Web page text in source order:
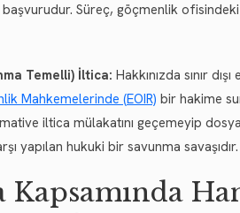
başvurudur. Süreç, göçmenlik
Temelli) İltica: Hakkınızda sınır
Mahkemelerinde (EOIR) bir hakime
iltica mülakatını geçemeyip
yapılan hukuki bir savunma savaşıdır.
Kapsamında